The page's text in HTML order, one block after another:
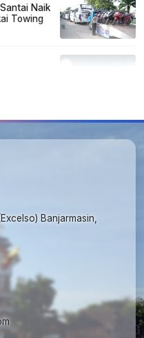
Naik
Towing
Banjarmasin,